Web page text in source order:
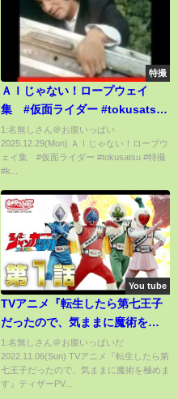
特撮
ＡＩじゃない！ロープウェイ
集 #仮面ライダー #tokusatsu
#特撮 #kamenrider #東映特撮 #
仮面ライダーv3
1:名無しさん＠お腹いっぱい
2025.12.29(Mon) ＡＩじゃない！ロープウ
ェイ集 #仮面ライダー #tokusatsu #特撮
#k...
You tube
TVアニメ『転生したら第七王子
だったので、気ままに魔術を極
めます』ティザーPV
1:名無しさん＠お腹いっぱいだ
2022.11.06(Sun) TVアニメ『転生したら第
七王子だったので、気ままに魔術を極めま
す』ティザーPV...